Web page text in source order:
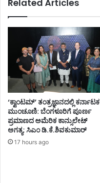
Related Articles
‘ಕ್ವಾಂಟಮ್’ ತಂತ್ರಜ್ಞಾನದಲ್ಲಿ ಕರ್ನಾಟಕ
ಮುಂಚೂಣಿ: ಬೆಂಗಳೂರಿಗೆ ಪೂರ್ಣ
ಪ್ರಮಾಣದ ಅಮೆರಿಕ ಕಾನ್ಸುಲೇಟ್
ಅಗತ್ಯ: ಸಿಎಂ ಡಿ.ಕೆ.ಶಿವಕುಮಾರ್
17 hours ago